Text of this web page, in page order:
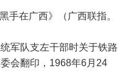
手在广西》（广西联指。
军队支左干部时关于铁路
会翻印，1968年6月24